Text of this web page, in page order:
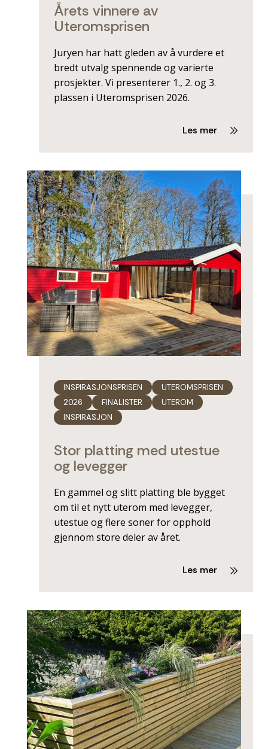
Årets vinnere av
Uteromsprisen
Juryen har hatt gleden av å vurdere et
bredt utvalg spennende og varierte
prosjekter. Vi presenterer 1., 2. og 3.
plassen i Uteromsprisen 2026.
Les mer
INSPIRASJONSPRISEN
UTEROMSPRISEN
2026
FINALISTER
UTEROM
INSPIRASJON
Stor platting med utestue
og levegger
En gammel og slitt platting ble bygget
om til et nytt uterom med levegger,
utestue og flere soner for opphold
gjennom store deler av året.
Les mer